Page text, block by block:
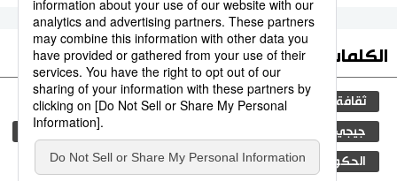
الكلمات الأكثر بحثا
ثقافة التعليم الياباني اليابان مجتمع
جيجي برس المطبخ الياباني فن
الحكومة اليابانية تكنولوجيا